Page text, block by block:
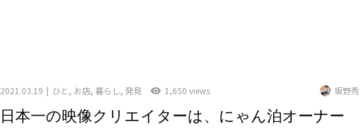
2021.03.19 ひと , お店, 暮らし, 発見 1,650 views 坂野
日本一の映像クリエイターは、にゃん泊オーナー